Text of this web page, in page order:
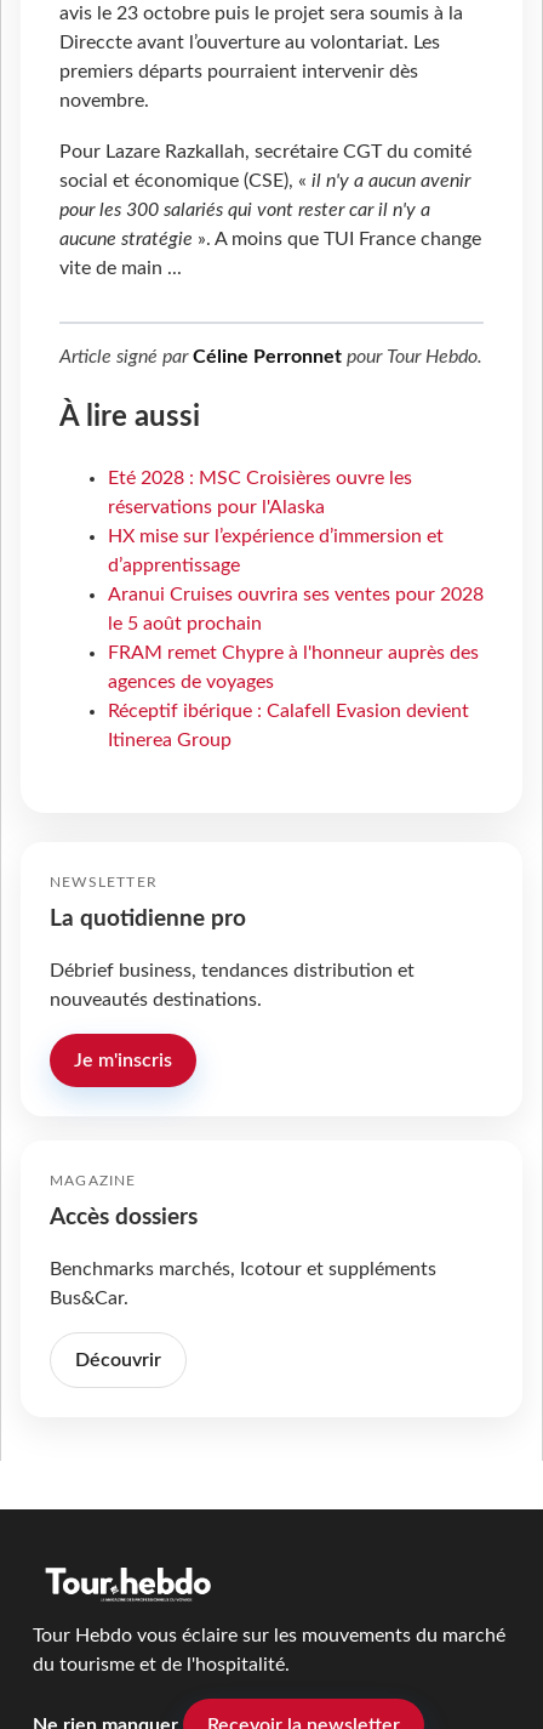
avis le 23 octobre puis le projet sera soumis à la
Direccte avant l’ouverture au volontariat. Les
premiers départs pourraient intervenir dès
novembre.
Pour Lazare Razkallah, secrétaire CGT du comité
social et économique (CSE), « il n'y a aucun avenir
pour les 300 salariés qui vont rester car il n'y a
aucune stratégie ». A moins que TUI France change
vite de main ...
Article signé parCéline Perronnet pour Tour Hebdo.
À lire aussi
Eté 2028 : MSC Croisières ouvre les
réservations pour l'Alaska
HX mise sur l’expérience d’immersion et
d’apprentissage
Aranui Cruises ouvrira ses ventes pour 2028
le 5 août prochain
FRAM remet Chypre à l'honneur auprès des
agences de voyages
Réceptif ibérique : Calafell Evasion devient
Itinerea Group
NEWSLETTER
La quotidienne pro
Débrief business, tendances distribution et
nouveautés destinations.
Je m'inscris
MAGAZINE
Accès dossiers
Benchmarks marchés, Icotour et suppléments
Bus&Car.
Découvrir
Tour Hebdo vous éclaire sur les mouvements du marché
du tourisme et de l'hospitalité.
Ne rien manquer Recevoir la newsletter